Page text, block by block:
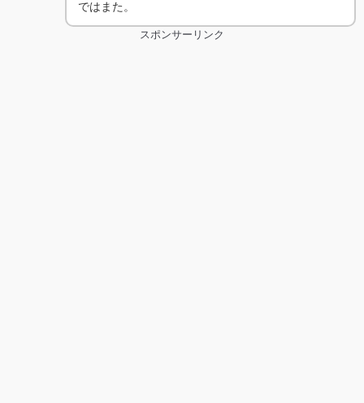
ではまた。
スポンサーリンク